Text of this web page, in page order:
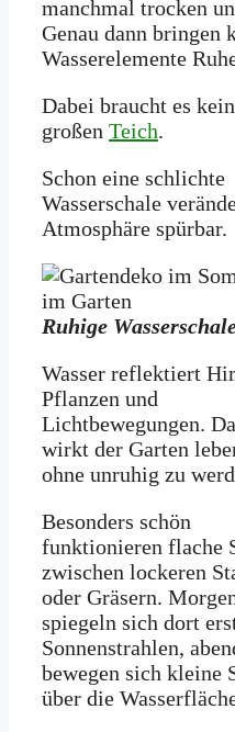
manchmal trocken
Genau dann bringen
Wasserelemente
Dabei braucht es
großen Teich.
Schon eine schlichte
Wasserschale
Atmosphäre spürbar.
Ruhige
Wasser reflektiert
Pflanzen und
Lichtbewegungen.
wirkt der Garten
ohne unruhig zu
Besonders schön
funktionieren flache
zwischen lockeren
oder Gräsern.
spiegeln sich dort
Sonnenstrahlen,
bewegen sich kleine
über die